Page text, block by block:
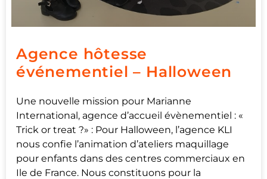
Agence hôtesse
événementiel – Halloween
Une nouvelle mission pour Marianne
International, agence d’accueil évènementiel : «
Trick or treat ?» : Pour Halloween, l’agence KLI
nous confie l’animation d’ateliers maquillage
pour enfants dans des centres commerciaux en
Ile de France. Nous constituons pour la